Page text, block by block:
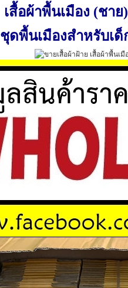
เสื้อผ้าพื้นเมือง (ชาย)
ชุดพื้นเมืองสำหรับเด็